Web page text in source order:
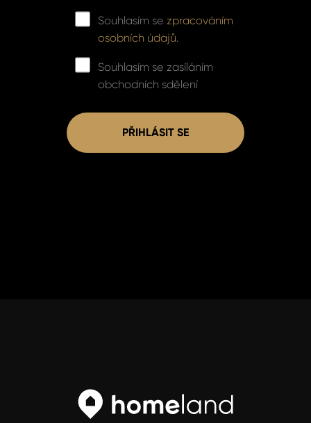
Souhlasím se zpracováním
osobních údajů.
Souhlasím se zasíláním
obchodních sdělení
PŘIHLÁSIT SE